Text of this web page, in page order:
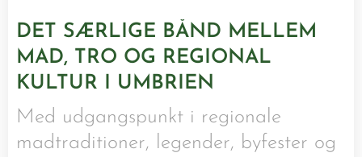
DET SÆRLIGE BÅND MELLEM
MAD, TRO OG REGIONAL
KULTUR I UMBRIEN
Med udgangspunkt i regionale
madtraditioner, legender, byfester og